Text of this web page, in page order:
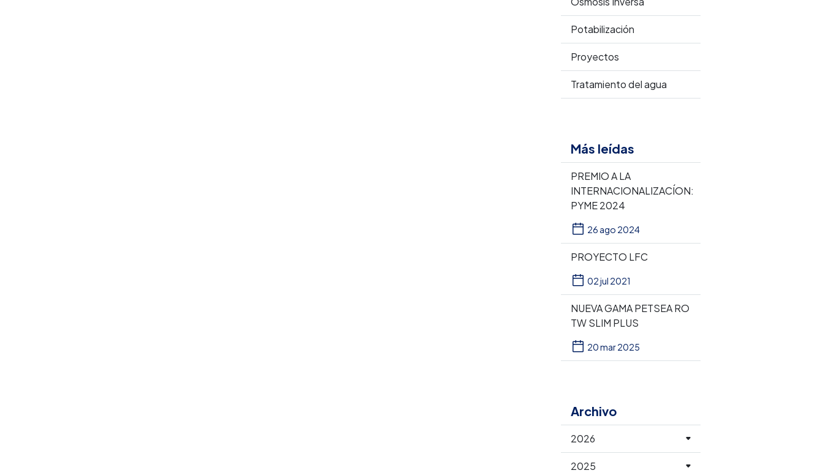
Potabilización
Proyectos
Tratamiento del agua
Más leídas
PREMIO A LA
INTERNACIONALIZACÍON:
PYME 2024
26 ago 2024
PROYECTO LFC
02 jul 2021
NUEVA GAMA PETSEA RO
TW SLIM PLUS
20 mar 2025
Archivo
2026
2025